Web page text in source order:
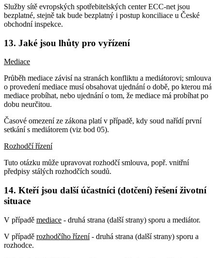
Služby sítě evropských spotřebitelských center ECC-net jsou
bezplatné, stejně tak bude bezplatný i postup konciliace u České
obchodní inspekce.
13. Jaké jsou lhůty pro vyřízení
Mediace
Průběh mediace závisí na stranách konfliktu a mediátorovi; smlouva
o provedení mediace musí obsahovat ujednání o době, po kterou má
mediace probíhat, nebo ujednání o tom, že mediace má probíhat po
dobu neurčitou.
Časové omezení ze zákona platí v případě, kdy soud nařídí první
setkání s mediátorem (viz bod 05).
Rozhodčí řízení
Tuto otázku může upravovat rozhodčí smlouva, popř. vnitřní
předpisy stálých rozhodčích soudů.
14. Kteří jsou další účastníci (dotčení) řešení životní
situace
V případě mediace - druhá strana (další strany) sporu a mediátor.
V případě rozhodčího řízení- druhá strana (další strany) sporu a
rozhodce.